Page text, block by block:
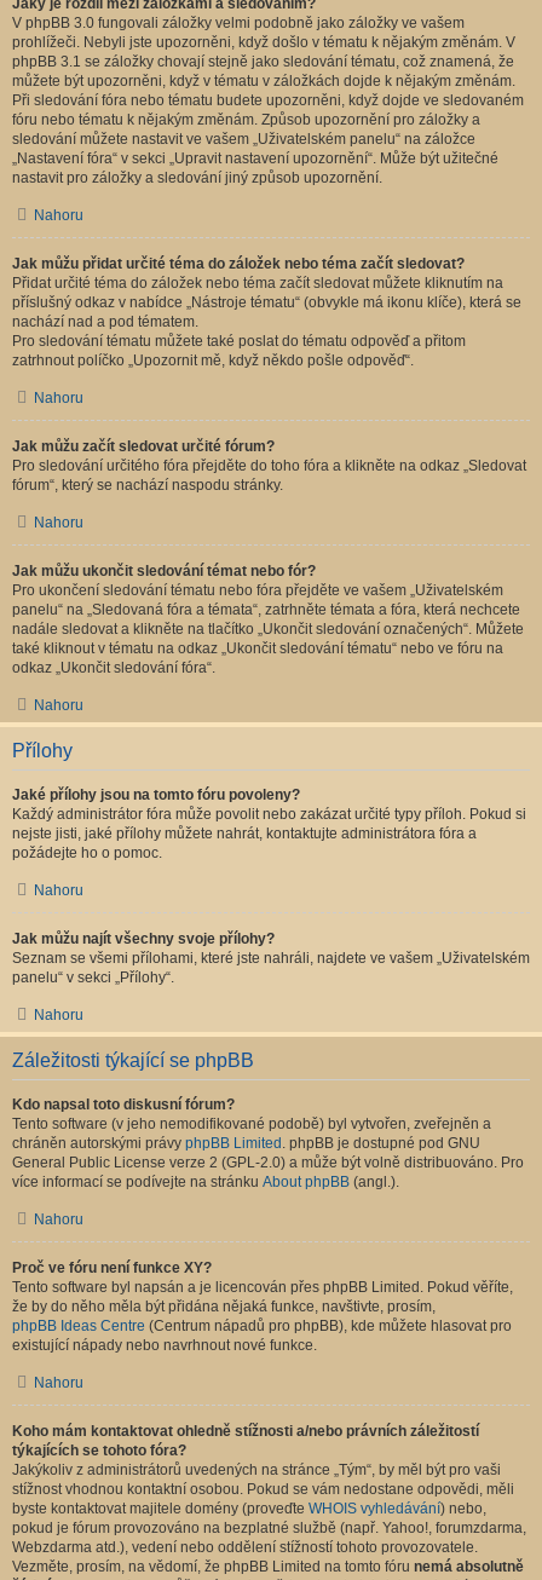
Jaký je rozdíl mezi záložkami a sledováním?
V phpBB 3.0 fungovali záložky velmi podobně jako záložky ve vašem
prohlížeči. Nebyli jste upozorněni, když došlo v tématu k nějakým změnám. V
phpBB 3.1 se záložky chovají stejně jako sledování tématu, což znamená, že
můžete být upozorněni, když v tématu v záložkách dojde k nějakým změnám.
Při sledování fóra nebo tématu budete upozorněni, když dojde ve sledovaném
fóru nebo tématu k nějakým změnám. Způsob upozornění pro záložky a
sledování můžete nastavit ve vašem „Uživatelském panelu“ na záložce
„Nastavení fóra“ v sekci „Upravit nastavení upozornění“. Může být užitečné
nastavit pro záložky a sledování jiný způsob upozornění.
Nahoru
Jak můžu přidat určité téma do záložek nebo téma začít sledovat?
Přidat určité téma do záložek nebo téma začít sledovat můžete kliknutím na
příslušný odkaz v nabídce „Nástroje tématu“ (obvykle má ikonu klíče), která se
nachází nad a pod tématem.
Pro sledování tématu můžete také poslat do tématu odpověď a přitom
zatrhnout políčko „Upozornit mě, když někdo pošle odpověď“.
Nahoru
Jak můžu začít sledovat určité fórum?
Pro sledování určitého fóra přejděte do toho fóra a klikněte na odkaz „Sledovat
fórum“, který se nachází naspodu stránky.
Nahoru
Jak můžu ukončit sledování témat nebo fór?
Pro ukončení sledování tématu nebo fóra přejděte ve vašem „Uživatelském
panelu“ na „Sledovaná fóra a témata“, zatrhněte témata a fóra, která nechcete
nadále sledovat a klikněte na tlačítko „Ukončit sledování označených“. Můžete
také kliknout v tématu na odkaz „Ukončit sledování tématu“ nebo ve fóru na
odkaz „Ukončit sledování fóra“.
Nahoru
Přílohy
Jaké přílohy jsou na tomto fóru povoleny?
Každý administrátor fóra může povolit nebo zakázat určité typy příloh. Pokud si
nejste jisti, jaké přílohy můžete nahrát, kontaktujte administrátora fóra a
požádejte ho o pomoc.
Nahoru
Jak můžu najít všechny svoje přílohy?
Seznam se všemi přílohami, které jste nahráli, najdete ve vašem „Uživatelském
panelu“ v sekci „Přílohy“.
Nahoru
Záležitosti týkající se phpBB
Kdo napsal toto diskusní fórum?
Tento software (v jeho nemodifikované podobě) byl vytvořen, zveřejněn a
chráněn autorskými právy phpBB Limited . phpBB je dostupné pod GNU
General Public License verze 2 (GPL-2.0) a může být volně distribuováno. Pro
více informací se podívejte na stránku About phpBB (angl.).
Nahoru
Proč ve fóru není funkce XY?
Tento software byl napsán a je licencován přes phpBB Limited. Pokud věříte,
že by do něho měla být přidána nějaká funkce, navštivte, prosím,
phpBB Ideas Centre (Centrum nápadů pro phpBB), kde můžete hlasovat pro
existující nápady nebo navrhnout nové funkce.
Nahoru
Koho mám kontaktovat ohledně stížnosti a/nebo právních záležitostí
týkajících se tohoto fóra?
Jakýkoliv z administrátorů uvedených na stránce „Tým“, by měl být pro vaši
stížnost vhodnou kontaktní osobou. Pokud se vám nedostane odpovědi, měli
byste kontaktovat majitele domény (proveďte WHOIS vyhledávání) nebo,
pokud je fórum provozováno na bezplatné službě (např. Yahoo!, forumzdarma,
Webzdarma atd.), vedení nebo oddělení stížností tohoto provozovatele.
Vezměte, prosím, na vědomí, že phpBB Limited na tomto fóru nemá absolutně